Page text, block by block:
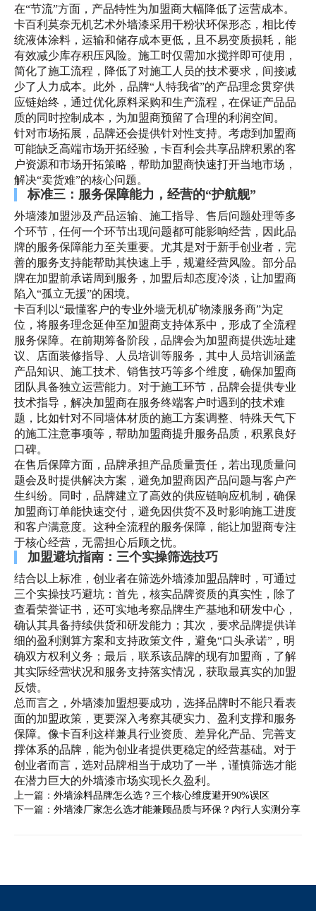
在“节流”方面，产品特性为加盟商大幅降低了运营成本。
卡百利莫奈无机艺术外墙漆采用干粉状环保形态，相比传
统液体涂料，运输和储存成本更低，且不易变质损耗，能
有效减少库存积压风险。施工时仅需加水搅拌即可使用，
简化了施工流程，降低了对施工人员的技术要求，间接减
少了人力成本。此外，品牌“人特我省”的产品理念贯穿供
应链始终，通过优化原料采购和生产流程，在保证产品品
质的同时控制成本，为加盟商预留了合理的利润空间。
针对市场拓展，品牌还会提供针对性支持。考虑到加盟商
可能缺乏高端市场开拓经验，卡百利会共享品牌积累的客
户资源和市场开拓策略，帮助加盟商快速打开当地市场，
解决“卖货难”的核心问题。
标准三：服务保障能力，经营的“护航舰”
外墙漆加盟涉及产品运输、施工指导、售后问题处理等多
个环节，任何一个环节出现问题都可能影响经营，因此品
牌的服务保障能力至关重要。尤其是对于新手创业者，完
善的服务支持能帮助其快速上手，规避经营风险。部分品
牌在加盟前承诺周到服务，加盟后却态度冷淡，让加盟商
陷入“孤立无援”的困境。
卡百利以“最懂客户的专业外墙无机矿物漆服务商”为定
位，将服务理念延伸至加盟商支持体系中，形成了全流程
服务保障。在前期筹备阶段，品牌会为加盟商提供选址建
议、店面装修指导、人员培训等服务，其中人员培训涵盖
产品知识、施工技术、销售技巧等多个维度，确保加盟商
团队具备独立运营能力。对于施工环节，品牌会提供专业
技术指导，解决加盟商在服务终端客户时遇到的技术难
题，比如针对不同墙体材质的施工方案调整、特殊天气下
的施工注意事项等，帮助加盟商提升服务品质，积累良好
口碑。
在售后保障方面，品牌承担产品质量责任，若出现质量问
题会及时提供解决方案，避免加盟商因产品问题与客户产
生纠纷。同时，品牌建立了高效的供应链响应机制，确保
加盟商订单能快速交付，避免因供货不及时影响施工进度
和客户满意度。这种全流程的服务保障，能让加盟商专注
于核心经营，无需担心后顾之忧。
加盟避坑指南：三个实操筛选技巧
结合以上标准，创业者在筛选外墙漆加盟品牌时，可通过
三个实操技巧避坑：首先，核实品牌资质的真实性，除了
查看荣誉证书，还可实地考察品牌生产基地和研发中心，
确认其具备持续供货和研发能力；其次，要求品牌提供详
细的盈利测算方案和支持政策文件，避免“口头承诺”，明
确双方权利义务；最后，联系该品牌的现有加盟商，了解
其实际经营状况和服务支持落实情况，获取最真实的加盟
反馈。
总而言之，外墙漆加盟想要成功，选择品牌时不能只看表
面的加盟政策，更要深入考察其硬实力、盈利支撑和服务
保障。像卡百利这样兼具行业资质、差异化产品、完善支
撑体系的品牌，能为创业者提供更稳定的经营基础。对于
创业者而言，选对品牌相当于成功了一半，谨慎筛选才能
在潜力巨大的外墙漆市场实现长久盈利。
上一篇： 外墙涂料品牌怎么选？三个核心维度避开90%误区
下一篇： 外墙漆厂家怎么选才能兼顾品质与环保？内行人实测分享